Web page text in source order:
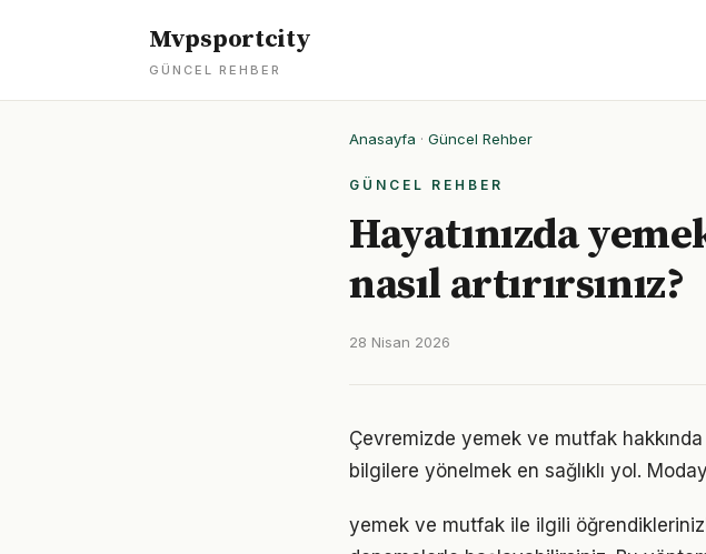
Mvpsportcity
GÜNCEL REHBER
Anasayfa · Güncel Rehber
GÜNCEL REHBER
Hayatınızda
nasıl artırırsınız?
28 Nisan 2026
Çevremizde yemek ve mutfak
bilgilere yönelmek en sağlıklı yol.
yemek ve mutfak ile ilgili